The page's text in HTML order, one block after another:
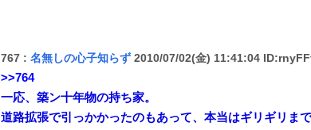
767 : 名無しの心子知らず 2010/07/02(金) 11:41:04
>>764
一応、築ン十年物の持ち家。
道路拡張で引っかかったのもあって、本当はギリギリま